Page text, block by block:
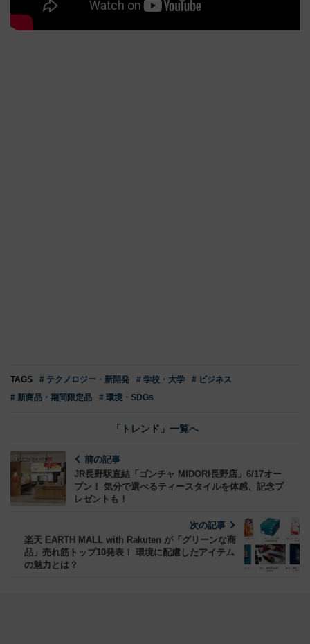
TAGS # テクノロジー・新開発 # 学校・大学
# ビジネス
# 新商品・期間限定品
# 環境・SDGs
「トレンド」一覧へ
前の記事
JR長野駅直結「ゴンチャ MIDORI長野店」6/17オー
プン！ 気分で選べるティースタイルを体感、記念プ
レゼントも！
次の記事
楽天 EARTH MALL with Rakuten が「グリーンな商
品」売れ筋トップ10発表！ 環境に配慮したアイテム
の魅力とは？